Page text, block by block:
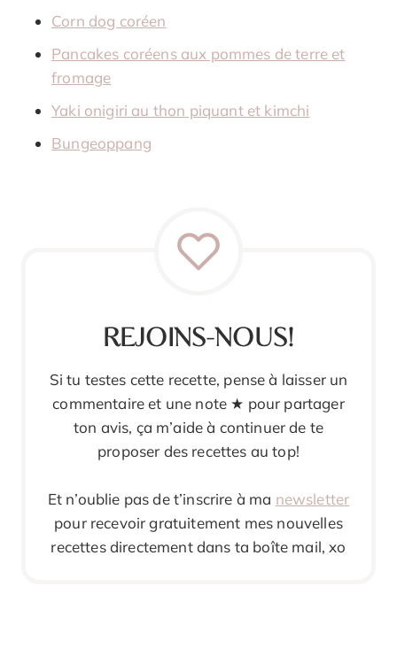
Corn dog coréen
Pancakes coréens aux pommes de terre et
fromage
Yaki onigiri au thon piquant et kimchi
Bungeoppang
REJOINS-NOUS!
Si tu testes cette recette, pense à laisser un
commentaire et une note ★ pour partager
ton avis, ça m’aide à continuer de te
proposer des recettes au top!
Et n’oublie pas de t’inscrire à ma newsletter
pour recevoir gratuitement mes nouvelles
recettes directement dans ta boîte mail, xo